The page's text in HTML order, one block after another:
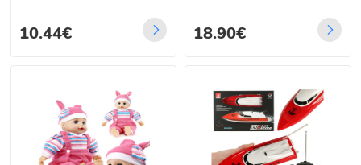
10.44€ 18.90€